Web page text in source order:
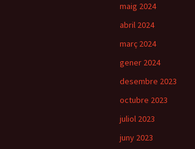
maig 2024
abril 2024
març 2024
gener 2024
desembre 2023
octubre 2023
juliol 2023
juny 2023